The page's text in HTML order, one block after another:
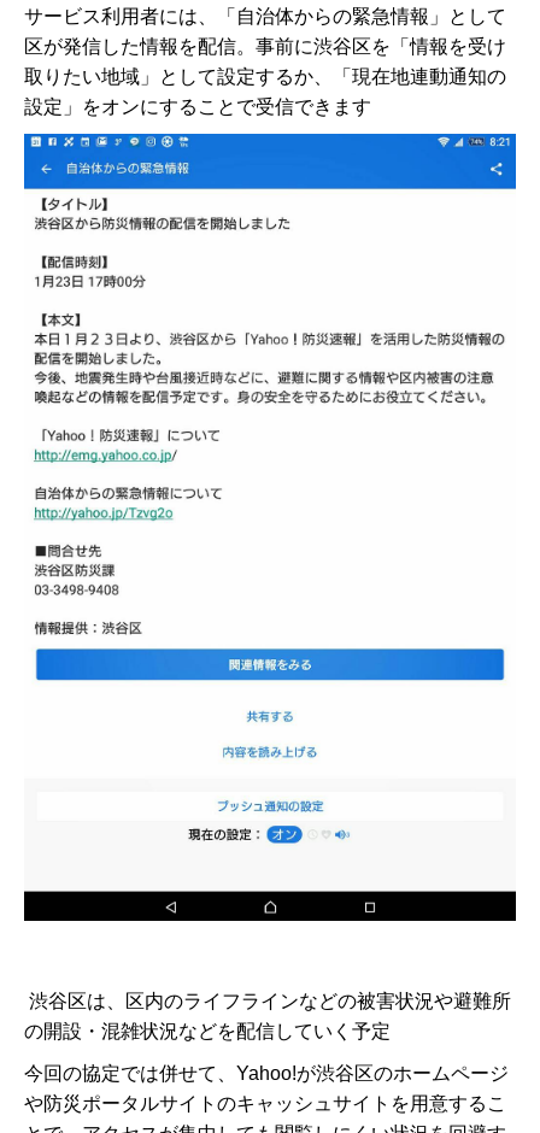
サービス利用者には、「自治体からの緊急情報」として
区が発信した情報を配信。事前に渋谷区を「情報を受け
取りたい地域」として設定するか、「現在地連動通知の
設定」をオンにすることで受信できます
渋谷区は、区内のライフラインなどの被害状況や避難所
の開設・混雑状況などを配信していく予定
今回の協定では併せて、Yahoo!が渋谷区のホームページ
や防災ポータルサイトのキャッシュサイトを用意するこ